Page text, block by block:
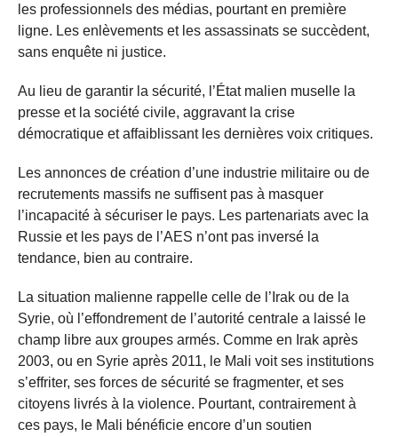
les professionnels des médias, pourtant en première
ligne. Les enlèvements et les assassinats se succèdent,
sans enquête ni justice.
Au lieu de garantir la sécurité, l’État malien muselle la
presse et la société civile, aggravant la crise
démocratique et affaiblissant les dernières voix critiques.
Les annonces de création d’une industrie militaire ou de
recrutements massifs ne suffisent pas à masquer
l’incapacité à sécuriser le pays. Les partenariats avec la
Russie et les pays de l’AES n’ont pas inversé la
tendance, bien au contraire.
La situation malienne rappelle celle de l’Irak ou de la
Syrie, où l’effondrement de l’autorité centrale a laissé le
champ libre aux groupes armés. Comme en Irak après
2003, ou en Syrie après 2011, le Mali voit ses institutions
s’effriter, ses forces de sécurité se fragmenter, et ses
citoyens livrés à la violence. Pourtant, contrairement à
ces pays, le Mali bénéficie encore d’un soutien